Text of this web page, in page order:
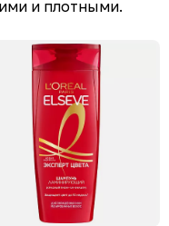
и плотными.